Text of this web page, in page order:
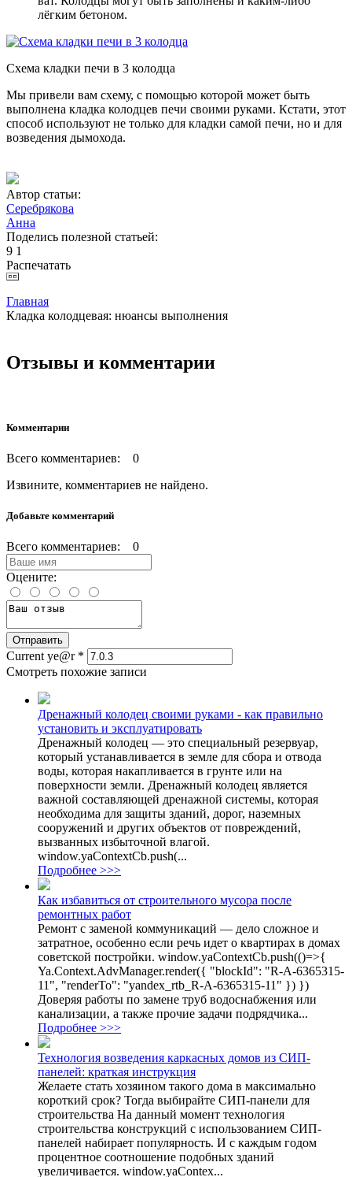
лёгким бетоном.
Схема кладки печи в 3 колодца
Мы привели вам схему, с помощью которой может быть
выполнена кладка колодцев печи своими руками. Кстати, этот
способ используют не только для кладки самой печи, но и для
возведения дымохода.
Автор статьи:
Серебрякова
Анна
Поделись полезной статьей:
9 1
Распечатать
Главная
Кладка колодцевая: нюансы выполнения
Отзывы и комментарии
Комментарии
Всего комментариев: 0
Извините, комментариев не найдено.
Добавьте комментарий
Всего комментариев: 0
Оцените:
Current ye@r *
Смотреть похожие записи
Дренажный колодец своими руками - как правильно
установить и эксплуатировать
Дренажный колодец — это специальный резервуар,
который устанавливается в земле для сбора и отвода
воды, которая накапливается в грунте или на
поверхности земли. Дренажный колодец является
важной составляющей дренажной системы, которая
необходима для защиты зданий, дорог, наземных
сооружений и других объектов от повреждений,
вызванных избыточной влагой.
window.yaContextCb.push(...
Подробнее >>>
Как избавиться от строительного мусора после
ремонтных работ
Ремонт с заменой коммуникаций — дело сложное и
затратное, особенно если речь идет о квартирах в домах
советской постройки. window.yaContextCb.push(()=>{
Ya.Context.AdvManager.render({ "blockId": "R-A-6365315-
11", "renderTo": "yandex_rtb_R-A-6365315-11" }) })
Доверяя работы по замене труб водоснабжения или
канализации, а также прочие задачи подрядчика...
Подробнее >>>
Технология возведения каркасных домов из СИП-
панелей: краткая инструкция
Желаете стать хозяином такого дома в максимально
короткий срок? Тогда выбирайте СИП-панели для
строительства На данный момент технология
строительства конструкций с использованием СИП-
панелей набирает популярность. И с каждым годом
процентное соотношение подобных зданий
увеличивается. window.yaContex...